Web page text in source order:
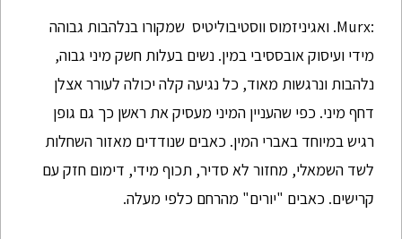
:Murx. ואגיניזמוס ווסטיבוליטיס שמקורו בנלהבות גבוהה
מידי ועיסוק אובססיבי במין. נשים בעלות חשק מיני גבוה,
נלהבות ונרגשות מאוד, כל נגיעה קלה יכולה לעורר אצלן
דחף מיני. כפי שהעניין המיני מעסיק את ראשן כך גם גופן
רגיש במיוחד באברי המין. כאבים שנודדים מאזור השחלות
לשד השמאלי, מחזור לא סדיר, תכוף מידי, דימום חזק עם
קרישים. כאבים "יורים" מהרחם כלפי מעלה.